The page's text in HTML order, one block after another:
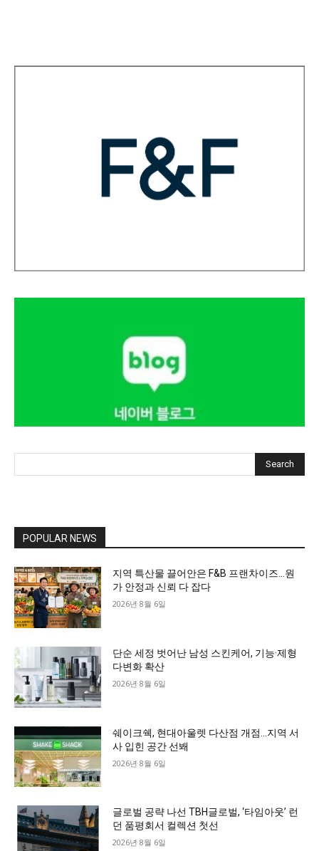
Search
POPULAR NEWS
지역 특산물 끌어안은 F&B 프랜차이즈…원
가 안정과 신뢰 다 잡다
2026년 8월 6일
단순 세정 벗어난 남성 스킨케어, 기능·제형
다변화 확산
2026년 8월 6일
쉐이크쉑, 현대아울렛 다산점 개점…지역 서
사 입힌 공간 선봬
2026년 8월 6일
글로벌 공략 나선 TBH글로벌, ‘타임아웃’ 런
던 품평회서 컬렉션 첫선
2026년 8월 6일